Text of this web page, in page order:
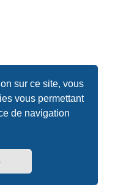
sur ce site, vous
vous permettant
de navigation